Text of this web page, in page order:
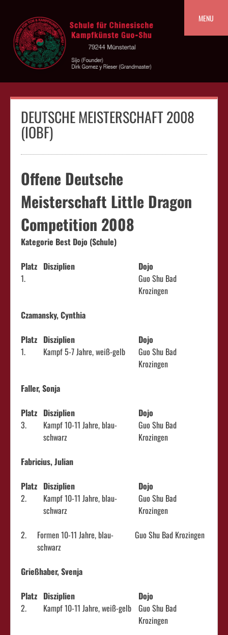
content
MENU
DEUTSCHE MEISTERSCHAFT 2008
(IOBF)
Offene Deutsche
Meisterschaft Little Dragon
Competition 2008
Kategorie Best Dojo (Schule)
Platz Disziplien
Dojo
1.
Guo Shu Bad
Krozingen
Czamansky, Cynthia
Platz Disziplien
Dojo
1.
Kampf 5-7 Jahre, weiß-gelb
Guo Shu Bad
Krozingen
Faller, Sonja
Platz Disziplien
Dojo
3.
Kampf 10-11 Jahre, blau-
schwarz
Guo Shu Bad
Krozingen
Fabricius, Julian
Platz Disziplien
Dojo
2.
Kampf 10-11 Jahre, blau-
schwarz
Guo Shu Bad
Krozingen
2.
Formen 10-11 Jahre, blau-
schwarz
Guo Shu Bad Krozingen
Grießhaber, Svenja
Platz Disziplien
Dojo
2.
Kampf 10-11 Jahre, weiß-gelb Guo Shu Bad
Krozingen